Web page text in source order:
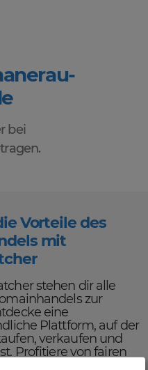
bei
Vorteile des
mit
stehen dir alle
zur
eine
Plattform, auf der
verkaufen und
Profitiere von fairen